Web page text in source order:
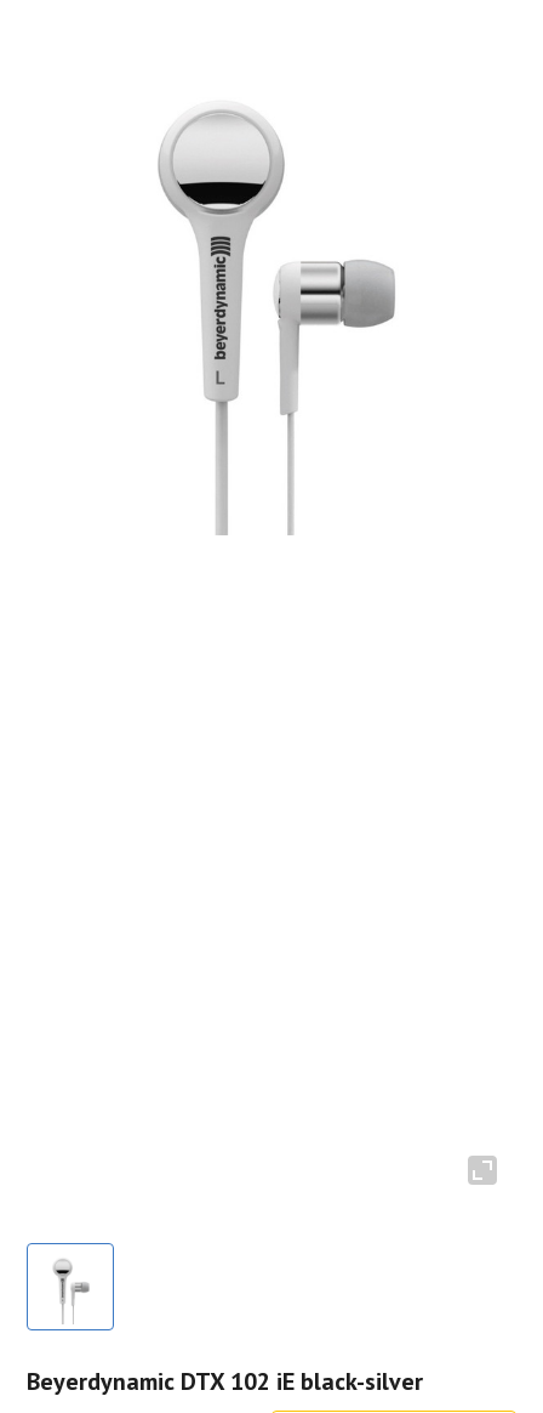
Beyerdynamic DTX 102 iE black-silver